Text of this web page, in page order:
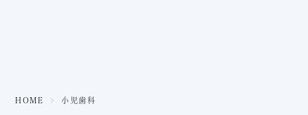
HOME 小児歯科